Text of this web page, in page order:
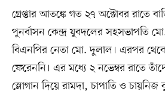
গ্রেপ্তার আতঙ্কে গত ২৭ অক্টোবর রাতে
পুনর্বাসন কেন্দ্র যুবদলের সহসভাপতি
বিএনপির নেতা মো. দুলাল। এরপর
ফেরেননি। এর মধ্যে ২ নভেম্বর রাতে
স্লোগান দিয়ে রামদা, চাপাতি ও